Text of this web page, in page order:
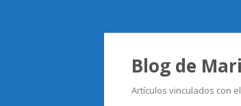
Blog de
Artículos vinculados con